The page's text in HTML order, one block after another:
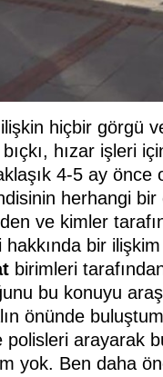
hiçbir görgü ve
hızar işleri
4-5 ay önce
herhangi bir
ve kimler
bir ilişkim
birimleri
bu konuyu
önünde
polisleri arayarak
yok. Ben daha